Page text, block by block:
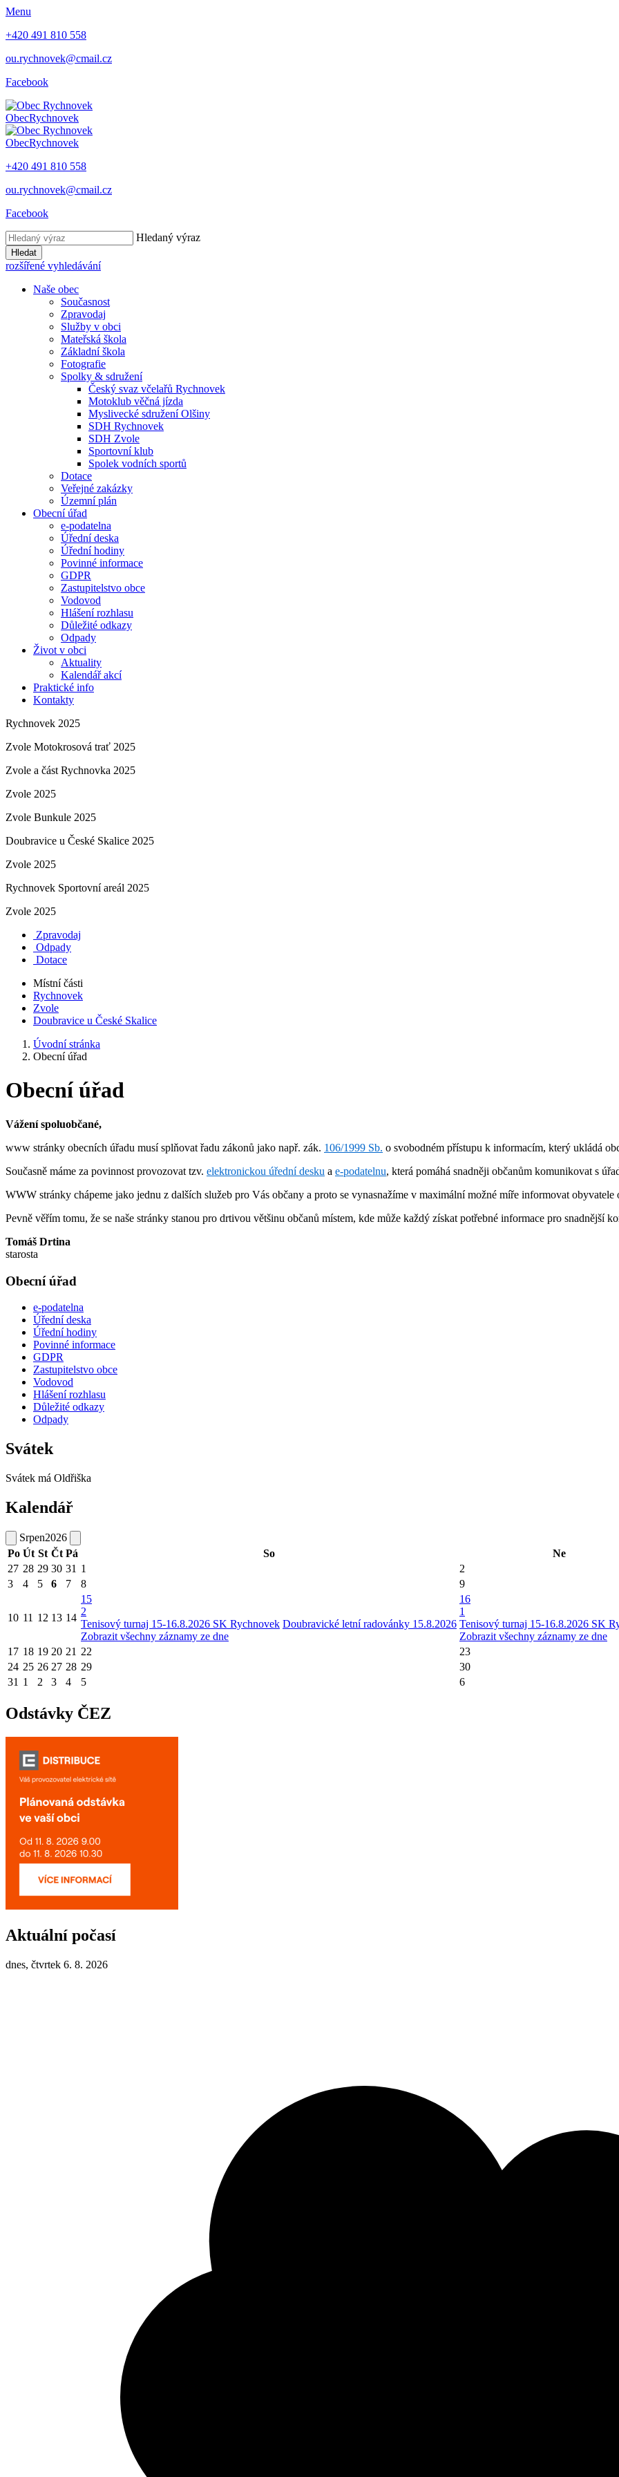
Menu
+420 491 810 558
ou.rychnovek@cmail.cz
Facebook
ObecRychnovek
ObecRychnovek
+420 491 810 558
ou.rychnovek@cmail.cz
Facebook
Hledaný výraz
Hledat
rozšířené vyhledávání
Naše obec
Současnost
Zpravodaj
Služby v obci
Mateřská škola
Základní škola
Fotografie
Spolky & sdružení
Český svaz včelařů Rychnovek
Motoklub věčná jízda
Myslivecké sdružení Olšiny
SDH Rychnovek
SDH Zvole
Sportovní klub
Spolek vodních sportů
Dotace
Veřejné zakázky
Územní plán
Obecní úřad
e-podatelna
Úřední deska
Úřední hodiny
Povinné informace
GDPR
Zastupitelstvo obce
Vodovod
Hlášení rozhlasu
Důležité odkazy
Odpady
Život v obci
Aktuality
Kalendář akcí
Praktické info
Kontakty
Rychnovek 2025
Zvole Motokrosová trať 2025
Zvole a část Rychnovka 2025
Zvole 2025
Zvole Bunkule 2025
Doubravice u České Skalice 2025
Zvole 2025
Rychnovek Sportovní areál 2025
Zvole 2025
Zpravodaj
Odpady
Dotace
Místní části
Rychnovek
Zvole
Doubravice u České Skalice
Úvodní stránka
Obecní úřad
Obecní úřad
Vážení spoluobčané,
www stránky obecních úřadu musí splňovat řadu zákonů jako např. zák. 106/1999 Sb. o svobodném přístupu k informacím, který ukládá
Současně máme za povinnost provozovat tzv. elektronickou úřední desku a e-podatelnu, která pomáhá snadněji občanům komunikovat s
WWW stránky chápeme jako jednu z dalších služeb pro Vás občany a proto se vynasnažíme v maximální možné míře informovat
Pevně věřím tomu, že se naše stránky stanou pro drtivou většinu občanů místem, kde může každý získat potřebné informace pro snadnější
Tomáš Drtina
starosta
Obecní úřad
e-podatelna
Úřední deska
Úřední hodiny
Povinné informace
GDPR
Zastupitelstvo obce
Vodovod
Hlášení rozhlasu
Důležité odkazy
Odpady
Svátek
Svátek má Oldřiška
Kalendář
Srpen2026
Po Út St Čt Pá So
Ne
27 28 29 30 31 1
2
3
4 5 6 7 8 9
10 11 12 13 14
15
2
Tenisový turnaj 15-16.8.2026 SK Rychnovek Doubravické letní radovánky 15.8.2026
Zobrazit všechny záznamy ze dne
16
1
Tenisový turnaj 15-16.8.2026 SK
Zobrazit všechny záznamy ze dne
17 18 19 20 21 22
23
24 25 26 27 28 29
30
31 1 2 3 4 5 6
Odstávky ČEZ
Aktuální počasí
dnes, čtvrtek 6. 8. 2026